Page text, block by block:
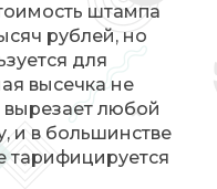
штампа
рублей, но
для
высечка не
вырезает любой
и в большинстве
тарифицируется